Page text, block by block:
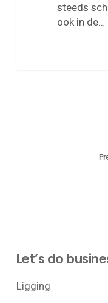
steeds
ook in de…
Let’s do
Ligging